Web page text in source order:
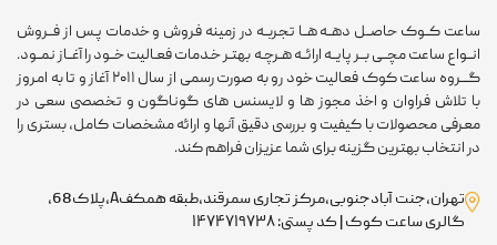
ساعت کــوک حاصــل دهــه هــا تجربــه در زمینه فروش و خدمات پـس از فــروش
انــواع ساعت مچــی بــر پایــه ارائــه هـرچـه بهتـر خـدمات فعـالیت خــود را آغــاز نمــود.
گـــروه ساعت کوک فعالیت خود رو به صورت رسمی از سال ۲۰۱۱ آغاز و تا به امروز
با تلاش فراوان و اخذ مجوز ها و لایسنس های گوناگون و تخصصی سعی در
معرفی محصولات با کیفیت و بررسی دقیق آنها و ارائه مشخصات کامل، بستری را
در انتخاب بهترین گزینه برای شما عزیزان فراهم کند.
تهران،جنت آبادجنوبی،مرکز تجاری سمرقند،طبقه همکفA،پلاک68،
گالری ساعت کوک | کد پستی: ۱۴۷۴۷۱۹۷۳۸